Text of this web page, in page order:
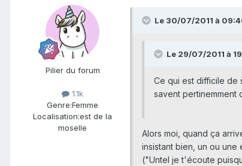
Pilier du forum
1.1k
Genre:Femme
Localisation:est de la
moselle
Le 30/07/2011 à
Le 29/07/2011 à
Ce qui est difficile de
savent
Alors moi, quand ça
insistant bien, un ou
("Untel je t'écoute